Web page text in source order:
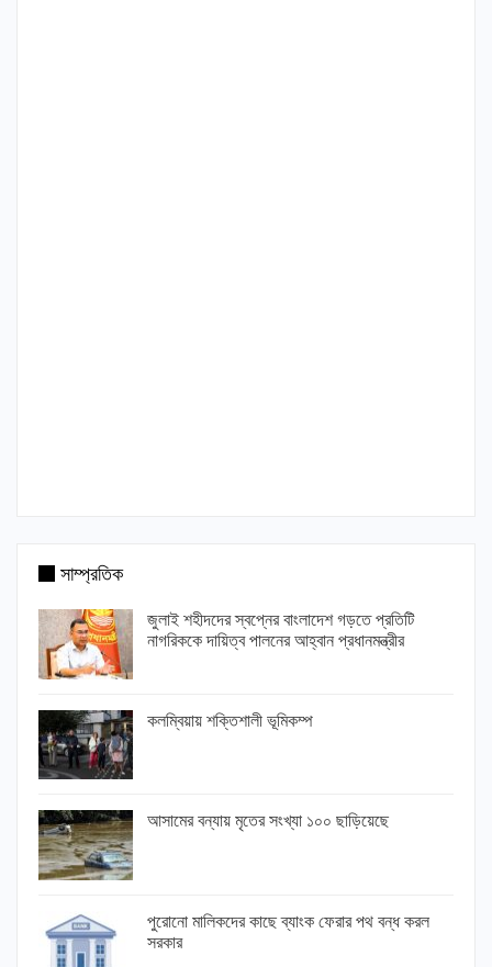
সাম্প্রতিক
জুলাই শহীদদের স্বপ্নের বাংলাদেশ গড়তে প্রতিটি
নাগরিককে দায়িত্ব পালনের আহ্বান প্রধানমন্ত্রীর
কলম্বিয়ায় শক্তিশালী ভূমিকম্প
আসামের বন্যায় মৃতের সংখ্যা ১০০ ছাড়িয়েছে
পুরোনো মালিকদের কাছে ব্যাংক ফেরার পথ বন্ধ করল
সরকার